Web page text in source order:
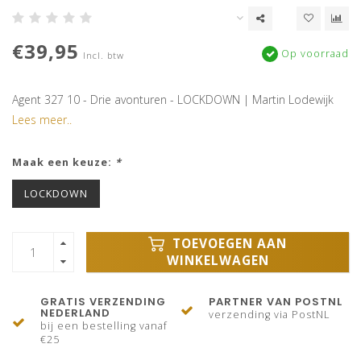
€39,95 Incl. btw Op voorraad
Agent 327 10 - Drie avonturen - LOCKDOWN | Martin Lodewijk
Lees meer..
Maak een keuze: *
LOCKDOWN
TOEVOEGEN AAN
WINKELWAGEN
GRATIS VERZENDING
NEDERLAND
bij een bestelling vanaf
€25
PARTNER VAN POSTNL
verzending via PostNL